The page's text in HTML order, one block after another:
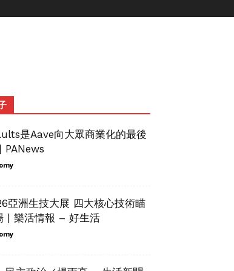
是Aave向大眾商業化的最後
PANews
亞洲生技大展 四大核心技術瞄
| 樂活情報 – 好生活